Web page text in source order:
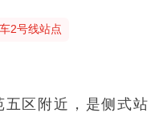
2号线站点
区附近，是侧式站